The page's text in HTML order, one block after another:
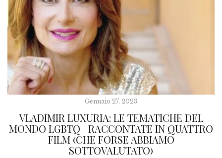
Gennaio 27, 2023
VLADIMIR LUXURIA: LE TEMATICHE DEL
MONDO LGBTQ+ RACCONTATE IN QUATTRO
FILM (CHE FORSE ABBIAMO
SOTTOVALUTATO)